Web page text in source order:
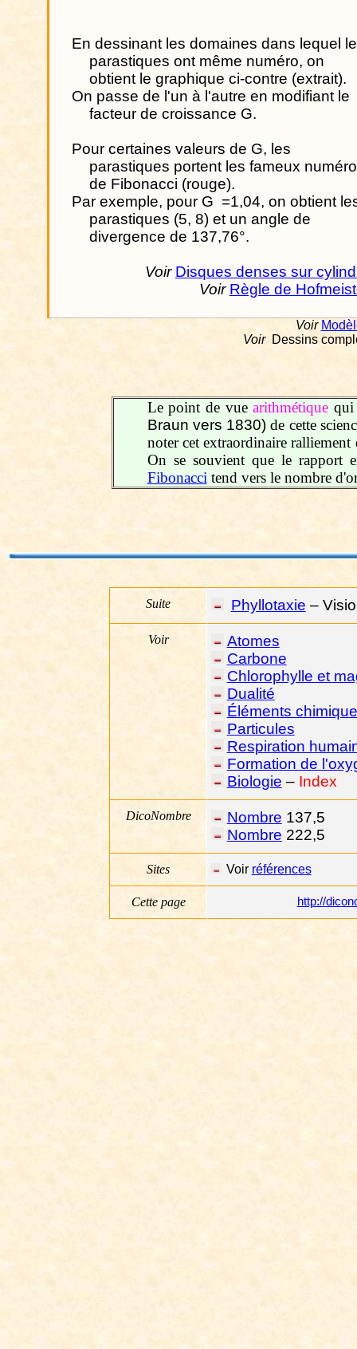
En dessinant les domaines dans lequel
parastiques ont même numéro, on
obtient le graphique ci-contre (extrait).
On passe de l'un à l'autre en modifiant le
facteur de croissance G.
Pour certaines valeurs de G, les
parastiques portent les fameux
de Fibonacci (rouge).
Par exemple, pour G =1,04, on obtient
parastiques (5, 8) et un angle de
divergence de 137,76°.
Voir Disques denses sur
Voir Règle de
Voir
Voir Dessins
Le point de vuearithmétique
Braun vers 1830) de cette
noter cet extraordinaire
On se souvient que le rapport
Fibonacci tend vers le nombre
Suite Phyllotaxie –
Voir
Atomes
Carbone
Chlorophylle et
Dualité
Éléments
Particules
Respiration
Formation de
Biologie – Index
DicoNombre Nombre 137,5
Nombre 222,5
Sites Voir références
Cette page http://